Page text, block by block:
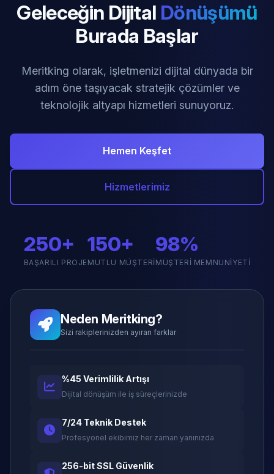
Geleceğin Dijital Dönüşümü
Burada Başlar
Meritking olarak, işletmenizi dijital dünyada bir
adım öne taşıyacak stratejik çözümler ve
teknolojik altyapı hizmetleri sunuyoruz.
Hemen Keşfet
Hizmetlerimiz
250+
BAŞARILI PROJE
150+
MUTLU MÜŞTERI
98%
MÜŞTERI MEMNUNIYETI
Neden Meritking?
Sizi rakiplerinizden ayıran farklar
%45 Verimlilik Artışı
Dijital dönüşüm ile iş süreçlerinizde
7/24 Teknik Destek
Profesyonel ekibimiz her zaman yanınızda
256-bit SSL Güvenlik